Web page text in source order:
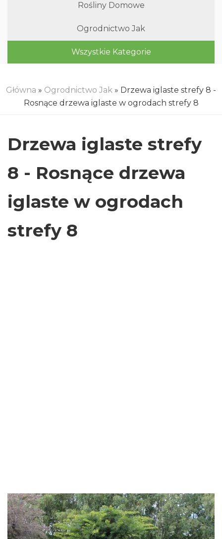
Rośliny Domowe
Ogrodnictwo Jak
Wszystkie Kategorie
Główna » Ogrodnictwo Jak » Drzewa iglaste strefy 8 -
Rosnące drzewa iglaste w ogrodach strefy 8
Drzewa iglaste strefy
8 - Rosnące drzewa
iglaste w ogrodach
strefy 8